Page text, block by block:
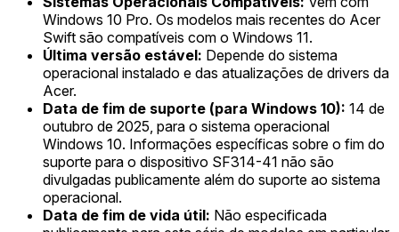
Windows 10 Pro. Os modelos mais recentes do Acer
Swift são compatíveis com o Windows 11.
Última versão estável: Depende do sistema
operacional instalado e das atualizações de drivers da
Acer.
Data de fim de suporte (para Windows 10): 14 de
outubro de 2025, para o sistema operacional
Windows 10. Informações específicas sobre o fim do
suporte para o dispositivo SF314-41 não são
divulgadas publicamente além do suporte ao sistema
operacional.
Data de fim de vida útil: Não especificada